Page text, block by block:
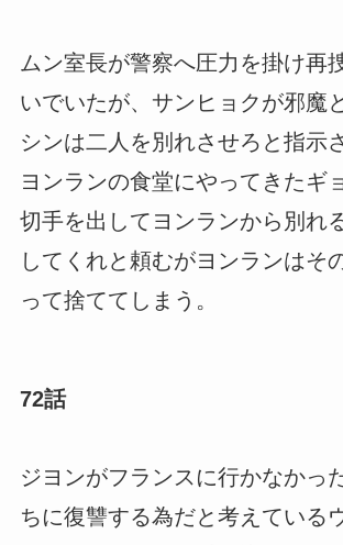
ムン室長が警察へ圧力を掛け再
いでいたが、サンヒョクが邪魔
シンは二人を別れさせろと指示
ヨンランの食堂にやってきたギ
切手を出してヨンランから別れ
してくれと頼むがヨンランはそ
って捨ててしまう。
72話
ジヨンがフランスに行かなかっ
ちに復讐する為だと考えている